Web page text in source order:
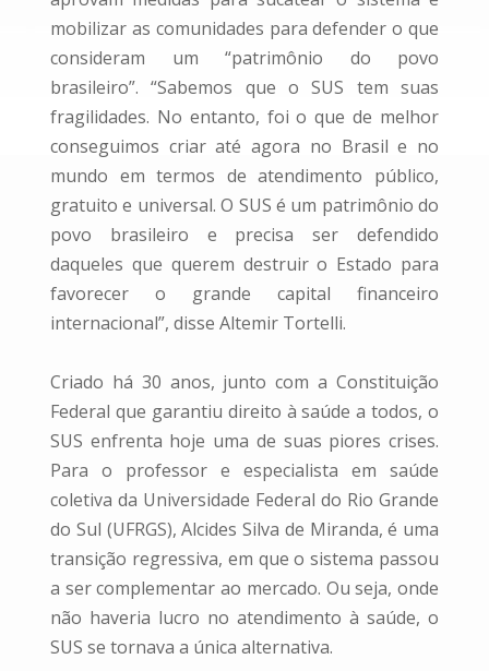
mobilizar as comunidades para defender o que
consideram um “patrimônio do povo
brasileiro”. “Sabemos que o SUS tem suas
fragilidades. No entanto, foi o que de melhor
conseguimos criar até agora no Brasil e no
mundo em termos de atendimento público,
gratuito e universal. O SUS é um patrimônio do
povo brasileiro e precisa ser defendido
daqueles que querem destruir o Estado para
favorecer o grande capital financeiro
internacional”, disse Altemir Tortelli.
Criado há 30 anos, junto com a Constituição
Federal que garantiu direito à saúde a todos, o
SUS enfrenta hoje uma de suas piores crises.
Para o professor e especialista em saúde
coletiva da Universidade Federal do Rio Grande
do Sul (UFRGS), Alcides Silva de Miranda, é uma
transição regressiva, em que o sistema passou
a ser complementar ao mercado. Ou seja, onde
não haveria lucro no atendimento à saúde, o
SUS se tornava a única alternativa.